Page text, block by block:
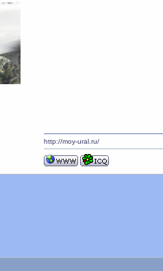
http://moy-ural.ru/